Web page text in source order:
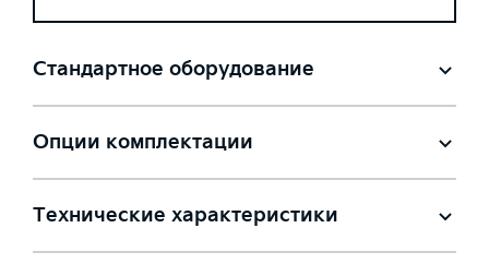
Стандартное оборудование
Опции комплектации
Технические характеристики